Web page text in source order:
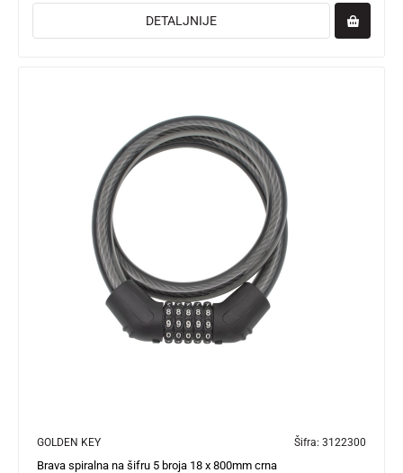
DETALJNIJE
GOLDEN KEY Šifra: 3122300
Brava spiralna na šifru 5 broja 18 x 800mm crna